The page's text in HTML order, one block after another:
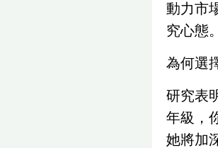
動力市
究心態
為何選
研究表
年級，
她將加